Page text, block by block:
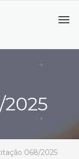
2025
068/2025